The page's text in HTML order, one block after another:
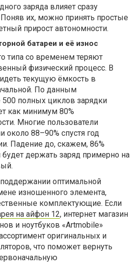
заряда влияет сразу
их, можно принять простые
прирост автономности.
батареи и её износ
типа со временем теряют
физический процесс. В
текущую ёмкость в
По данным
500 полных циклов зарядки
как минимум 80%
Многие пользователи
около 88–90% спустя год
Падение до, скажем, 86%
будет держать заряд примерно на
оптимальной
изношенного элемента,
комплектующие. Если
на айфон 12, интернет магазин
и ноутбуков «Artmobile»
оригинальных и
что поможет вернуть